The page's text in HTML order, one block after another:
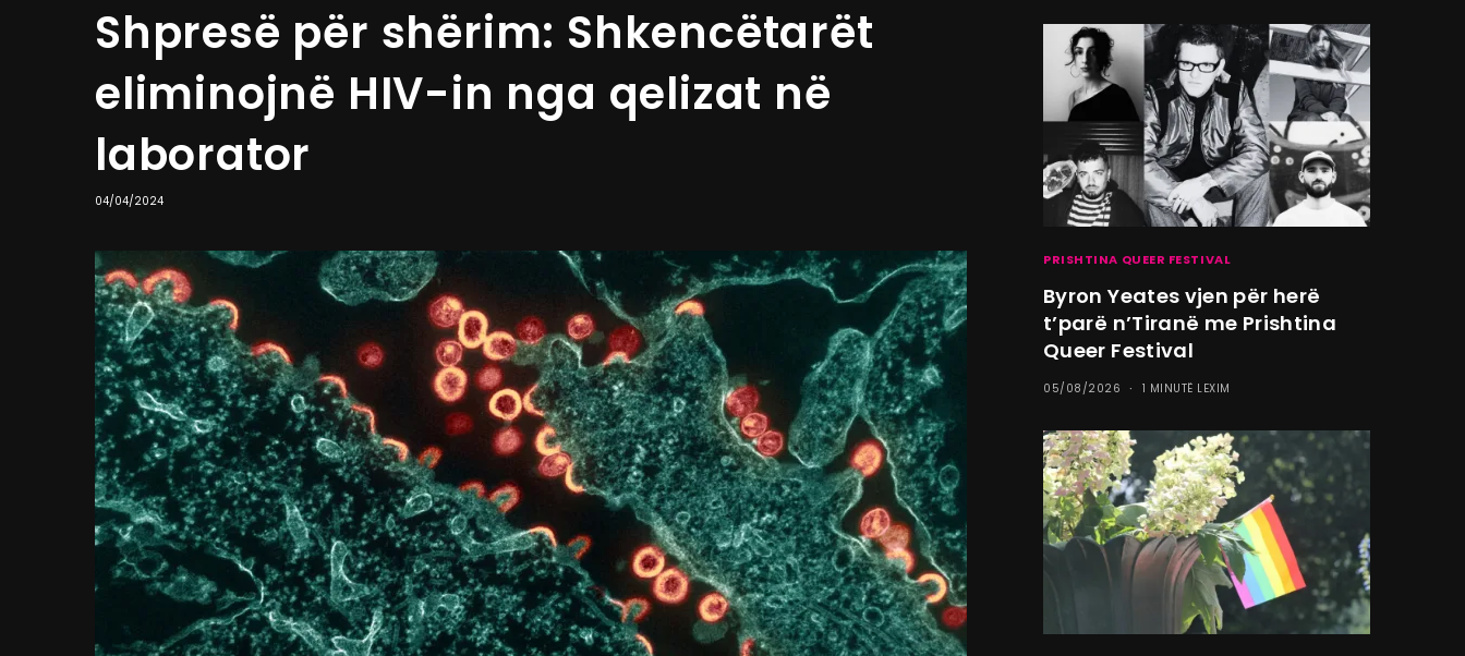
Shpresë për shërim: Shkencëtarët
eliminojnë HIV-in nga qelizat në
laborator
04/04/2024
PRISHTINA QUEER FESTIVAL
Byron Yeates vjen për herë
t’parë n’Tiranë me Prishtina
Queer Festival
05/08/2026 1 MINUTË LEXIM